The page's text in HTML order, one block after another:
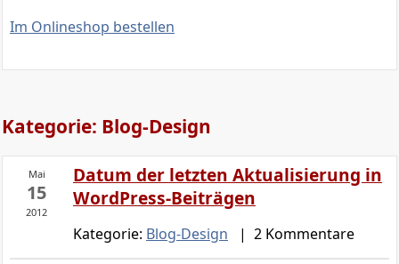
Im Onlineshop bestellen
Kategorie: Blog-Design
Mai
15
2012
Datum der letzten Aktualisierung in
WordPress-Beiträgen
Kategorie: Blog-Design | 2 Kommentare